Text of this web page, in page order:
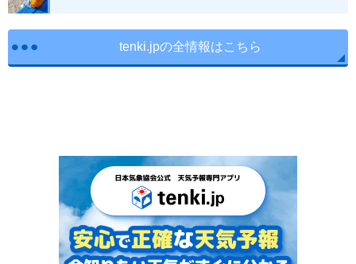
tenki.jpの全情報はこちら